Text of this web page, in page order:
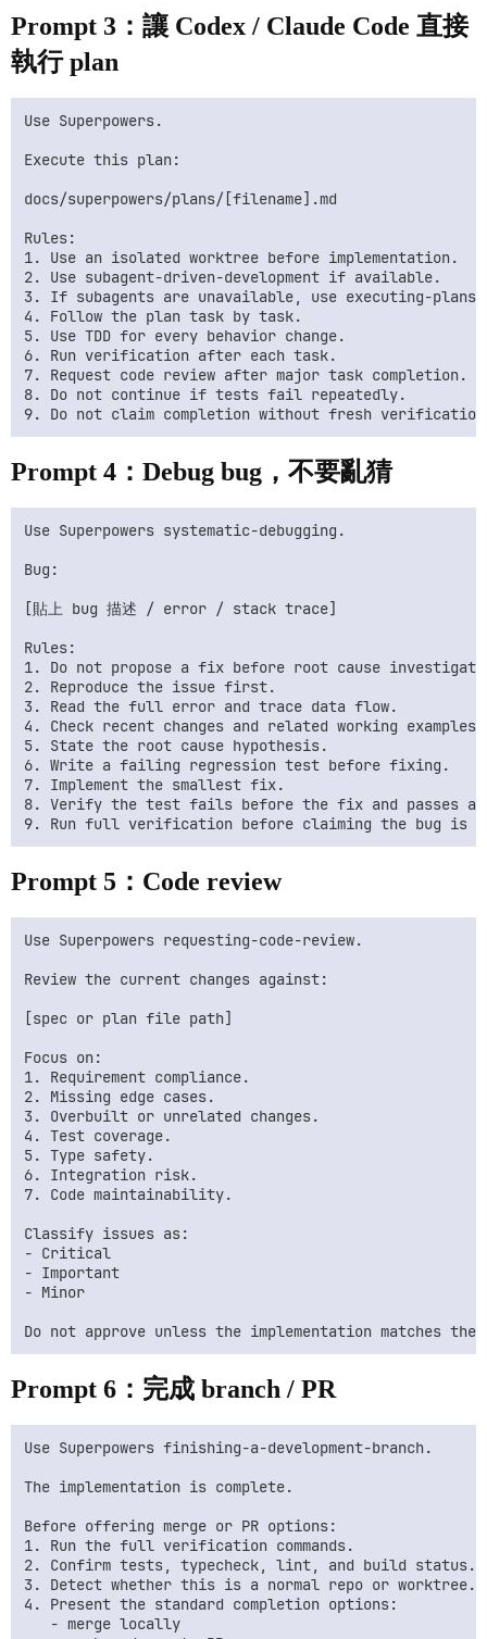
Prompt 3：讓 Codex / Claude Code 直接
執行 plan
Use Superpowers.
Execute this plan:
docs/superpowers/plans/[filename].md
Rules:
1. Use an isolated worktree before implementation.
2. Use subagent-driven-development if available.
3. If subagents are unavailable, use executing-plans.
4. Follow the plan task by task.
5. Use TDD for every behavior change.
6. Run verification after each task.
7. Request code review after major task completion.
8. Do not continue if tests fail repeatedly.
Prompt 4：Debug bug，不要亂猜
Use Superpowers systematic-debugging.
Bug:
[貼上 bug 描述 / error / stack trace]
Rules:
1. Do not propose a fix before root cause
2. Reproduce the issue first.
3. Read the full error and trace data flow.
4. Check recent changes and related working examples.
5. State the root cause hypothesis.
6. Write a failing regression test before fixing.
7. Implement the smallest fix.
8. Verify the test fails before the fix and passes
Prompt 5：Code review
Use Superpowers requesting-code-review.
Review the current changes against:
[spec or plan file path]
Focus on:
1. Requirement compliance.
2. Missing edge cases.
3. Overbuilt or unrelated changes.
4. Test coverage.
5. Type safety.
6. Integration risk.
7. Code maintainability.
Classify issues as:
- Critical
- Important
- Minor
Prompt 6：完成 branch / PR
Use Superpowers finishing-a-development-branch.
The implementation is complete.
Before offering merge or PR options:
1. Run the full verification commands.
2. Confirm tests, typecheck, lint, and build status.
3. Detect whether this is a normal repo or worktree.
4. Present the standard completion options:
   - merge locally